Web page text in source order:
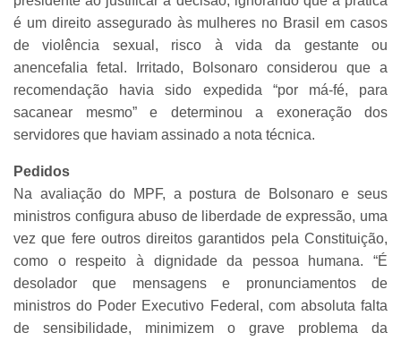
é um direito assegurado às mulheres no Brasil em casos
de violência sexual, risco à vida da gestante ou
anencefalia fetal. Irritado, Bolsonaro considerou que a
recomendação havia sido expedida “por má-fé, para
sacanear mesmo” e determinou a exoneração dos
servidores que haviam assinado a nota técnica.
Pedidos
Na avaliação do MPF, a postura de Bolsonaro e seus
ministros configura abuso de liberdade de expressão, uma
vez que fere outros direitos garantidos pela Constituição,
como o respeito à dignidade da pessoa humana. “É
desolador que mensagens e pronunciamentos de
ministros do Poder Executivo Federal, com absoluta falta
de sensibilidade, minimizem o grave problema da